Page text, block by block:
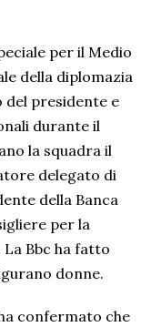
per il Medio
della diplomazia
del presidente e
durante il
la squadra il
delegato di
della Banca
per la
Bbc ha fatto
donne.
confermato che